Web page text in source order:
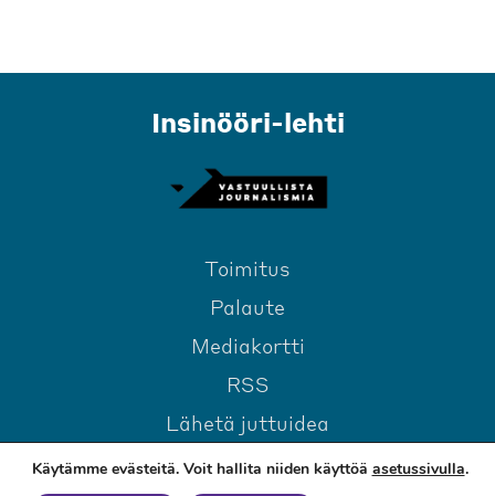
Insinööri-lehti
Toimitus
Palaute
Mediakortti
RSS
Lähetä juttuidea
Käytämme evästeitä. Voit hallita niiden käyttöä asetussivulla.